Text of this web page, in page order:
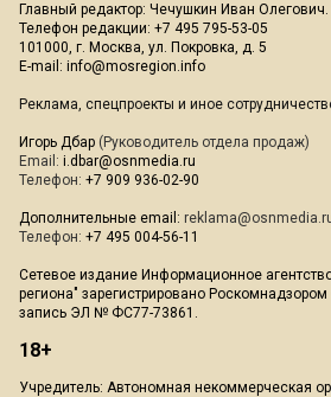
Главный редактор: Чечушкин Иван Олегович.
Телефон редакции: +7 495 795-53-05
101000, г. Москва, ул. Покровка, д. 5
E-mail: info@mosregion.info
Реклама, спецпроекты и иное
Игорь Дбар (Руководитель отдела продаж)
Email: i.dbar@osnmedia.ru
Телефон: +7 909 936-02-90
Дополнительные email:
Телефон: +7 495 004-56-11
Сетевое издание Информационное
региона" зарегистрировано
запись ЭЛ № ФС77-73861.
18+
Учредитель: Автономная некоммерческая